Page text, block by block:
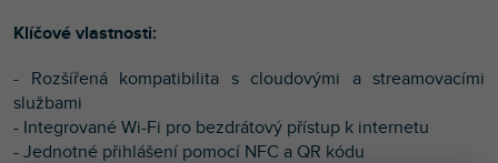
Klíčové vlastnosti:
- Rozšířená kompatibilita s cloudovými a streamovacími
službami
- Integrované Wi-Fi pro bezdrátový přístup k internetu
- Jednotné přihlášení pomocí NFC a QR kódu